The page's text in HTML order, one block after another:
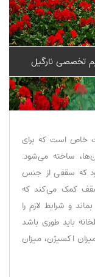
تخصصی نارگیل
خاص است که برای
ساخته می‌شود.
که سقفی از جنس
کمک می‌کند که
و شرایط لازم را
باید طوری باشد
اکسیژن، میزان